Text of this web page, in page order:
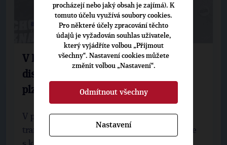
8. 10. 2010
V Borském parku se hrál pétanque a
diskutovalo nad programem pro
plzeňskou
V pátek 8. října 2010 proběhl u konečné
tramvaje v Borském parku turnaj v pétanque
procházejí nebo jaký obsah je zajímá). K
tomuto účelu využívá soubory cookies.
Pro některé účely zpracování těchto
údajů je vyžadován souhlas uživatele,
který vyjádříte volbou „Přijmout
všechny“. Nastavení cookies můžete
změnit volbou „Nastavení“.
Odmítnout všechny
Nastavení